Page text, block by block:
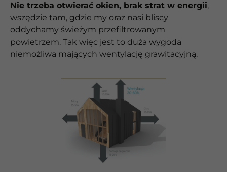
Nie trzeba otwierać okien, brak strat w energii,
wszędzie tam, gdzie my oraz nasi bliscy
oddychamy świeżym przefiltrowanym
powietrzem. Tak więc jest to duża wygoda
niemożliwa mających wentylację grawitacyjną.